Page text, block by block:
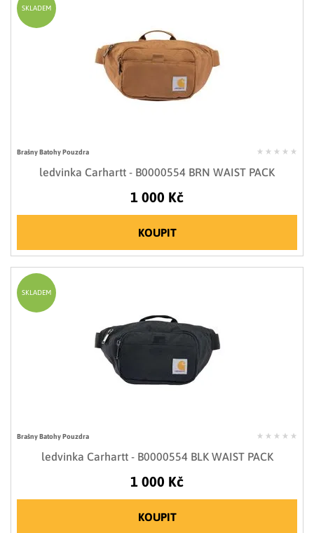
Brašny Batohy Pouzdra
ledvinka Carhartt - B0000554 BRN WAIST PACK
1 000 Kč
KOUPIT
SKLADEM
Brašny Batohy Pouzdra
ledvinka Carhartt - B0000554 BLK WAIST PACK
1 000 Kč
KOUPIT
SKLADEM